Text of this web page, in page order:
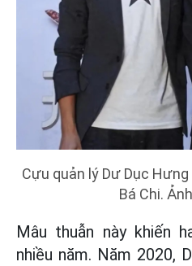
Cựu quản lý Dư Dục
Bá Chi.
Mâu thuẫn này khiến
nhiều năm. Năm 2020,